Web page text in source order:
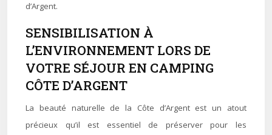
d’Argent.
SENSIBILISATION À
L’ENVIRONNEMENT LORS DE
VOTRE SÉJOUR EN CAMPING
CÔTE D’ARGENT
La beauté naturelle de la Côte d’Argent est un atout
précieux qu’il est essentiel de préserver pour les